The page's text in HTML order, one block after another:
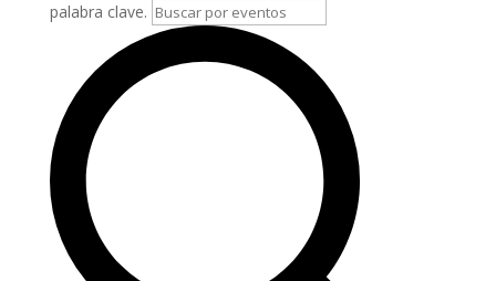
palabra clave.